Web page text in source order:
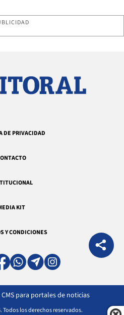
DE PRIVACIDAD
KIT
Y CONDICIONES
CMS para portales de noticias
Todos los derechos reservados.